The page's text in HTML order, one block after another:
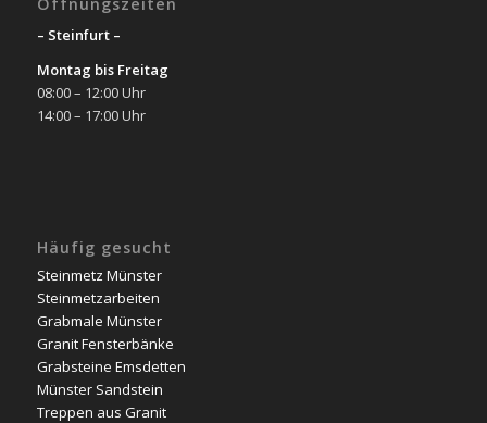
– Steinfurt –
Montag bis Freitag
08:00 – 12:00 Uhr
14:00 – 17:00 Uhr
Häufig gesucht
Steinmetz Münster
Steinmetzarbeiten
Grabmale Münster
Granit Fensterbänke
Grabsteine Emsdetten
Münster Sandstein
Treppen aus Granit